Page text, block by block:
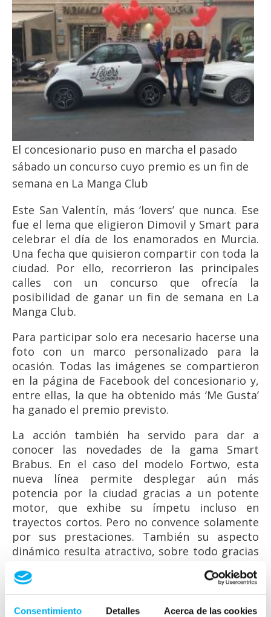
Consentimiento Detalles Acerca de las cookies
El concesionario puso en marcha el pasado
sábado un concurso cuyo premio es un fin de
semana en La Manga Club
Este San Valentín, más ‘lovers’ que nunca. Ese
fue el lema que eligieron Dimovil y Smart para
celebrar el día de los enamorados en Murcia.
Una fecha que quisieron compartir con toda la
ciudad. Por ello, recorrieron las principales
calles con un concurso que ofrecía la
posibilidad de ganar un fin de semana en La
Manga Club.
Para participar solo era necesario hacerse una
foto con un marco personalizado para la
ocasión. Todas las imágenes se compartieron
en la página de Facebook del concesionario y,
entre ellas, la que ha obtenido más ‘Me Gusta’
ha ganado el premio previsto.
La acción también ha servido para dar a
conocer las novedades de la gama Smart
Brabus. En el caso del modelo Fortwo, esta
nueva línea permite desplegar aún más
potencia por la ciudad gracias a un potente
motor, que exhibe su ímpetu incluso en
trayectos cortos. Pero no convence solamente
por sus prestaciones. También su aspecto
dinámico resulta atractivo, sobre todo gracias
En el Forfour, la versión Brabus resulta
especialmente dinámica. Solo hay que echarle